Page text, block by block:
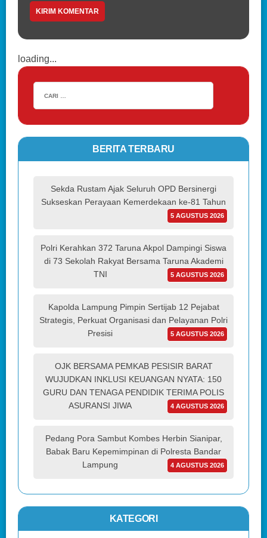
loading...
BERITA TERBARU
Sekda Rustam Ajak Seluruh OPD Bersinergi
Sukseskan Perayaan Kemerdekaan ke-81 Tahun
5 AGUSTUS 2026
Polri Kerahkan 372 Taruna Akpol Dampingi Siswa
di 73 Sekolah Rakyat Bersama Taruna Akademi
TNI
5 AGUSTUS 2026
Kapolda Lampung Pimpin Sertijab 12 Pejabat
Strategis, Perkuat Organisasi dan Pelayanan Polri
Presisi
5 AGUSTUS 2026
OJK BERSAMA PEMKAB PESISIR BARAT
WUJUDKAN INKLUSI KEUANGAN NYATA: 150
GURU DAN TENAGA PENDIDIK TERIMA POLIS
ASURANSI JIWA
4 AGUSTUS 2026
Pedang Pora Sambut Kombes Herbin Sianipar,
Babak Baru Kepemimpinan di Polresta Bandar
Lampung
4 AGUSTUS 2026
KATEGORI